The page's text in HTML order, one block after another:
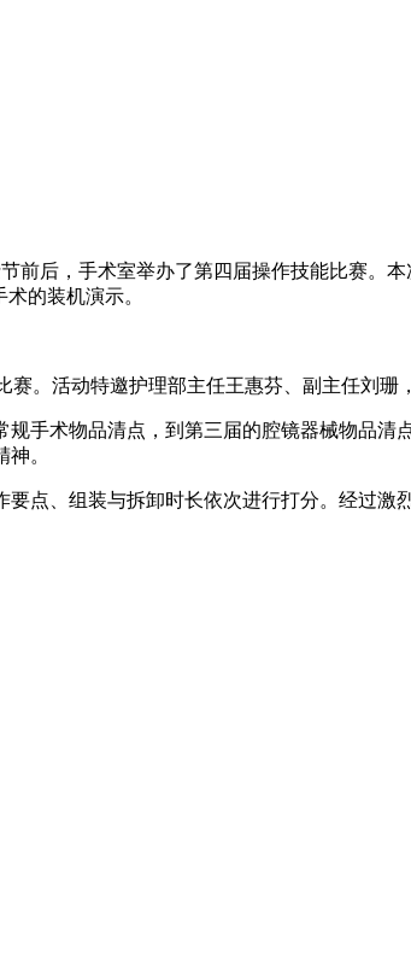
后，手术室举办了第四届操作技能比赛。
的装机演示。
。活动特邀护理部主任王惠芬、副主任刘珊
手术物品清点，到第三届的腔镜器械物品清
。
点、组装与拆卸时长依次进行打分。经过激